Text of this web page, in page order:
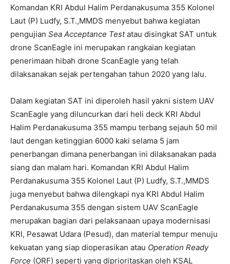
Komandan KRI Abdul Halim Perdanakusuma 355 Kolonel
Laut (P) Ludfy, S.T.,MMDS menyebut bahwa kegiatan
pengujian Sea Acceptance Testatau disingkat SAT untuk
drone ScanEagle ini merupakan rangkaian kegiatan
penerimaan hibah drone ScanEagle yang telah
dilaksanakan sejak pertengahan tahun 2020 yang lalu.
Dalam kegiatan SAT ini diperoleh hasil yakni sistem UAV
ScanEagle yang diluncurkan dari heli deck KRI Abdul
Halim Perdanakusuma 355 mampu terbang sejauh 50 mil
laut dengan ketinggian 6000 kaki selama 5 jam
penerbangan dimana penerbangan ini dilaksanakan pada
siang dan malam hari. Komandan KRI Abdul Halim
Perdanakusuma 355 Kolonel Laut (P) Ludfy, S.T.,MMDS
juga menyebut bahwa dilengkapi nya KRI Abdul Halim
Perdanakusuma 355 dengan sistem UAV ScanEagle
merupakan bagian dari pelaksanaan upaya modernisasi
KRI, Pesawat Udara (Pesud), dan material tempur menuju
kekuatan yang siap dioperasikan atau Operation Ready
Force (ORF) seperti yang diprioritaskan oleh KSAL